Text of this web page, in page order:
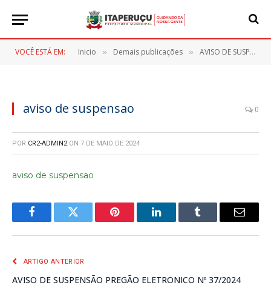
VOCÊ ESTÁ EM: Inicio » Demais publicações » AVISO DE SUSPENSÃO PREGÃO ELETRONICO Nº 37/2024
aviso de suspensao 0
POR CR2-ADMIN2 ON 7 DE MAIO DE 2024
aviso de suspensao
FacebookTwitter Pinterest LinkedInTumblr
E-
ARTIGO ANTERIOR
AVISO DE SUSPENSÃO PREGÃO ELETRONICO Nº 37/2024